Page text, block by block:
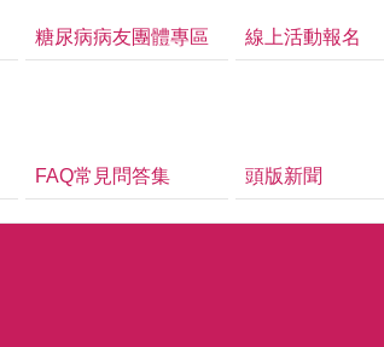
糖尿病病友團體專區 線上活動報名
FAQ常見問答集 頭版新聞